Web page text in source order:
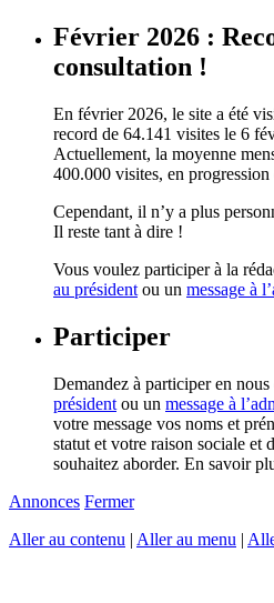
Février 2026 :
consultation !
En février 2026, le site a été
record de 64.141 visites le 6
Actuellement, la moyenne
400.000 visites, en progression
Cependant, il n’y a plus
Il reste tant à dire !
Vous voulez participer à la
au président ou un message à
Participer
Demandez à participer en
président ou un message à
votre message vos noms et
statut et votre raison sociale et
souhaitez aborder. En savoir
Annonces Fermer
Aller au contenu | Aller au menu |